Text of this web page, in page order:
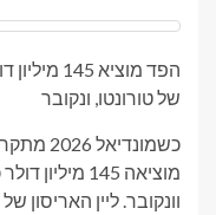
הפד
של טורונטו, ונקובר
מוציאה 145